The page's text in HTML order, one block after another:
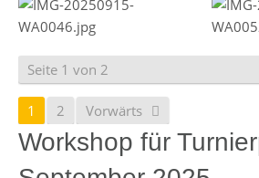
Seite 1 von 2
1 2 Vorwärts
Workshop für